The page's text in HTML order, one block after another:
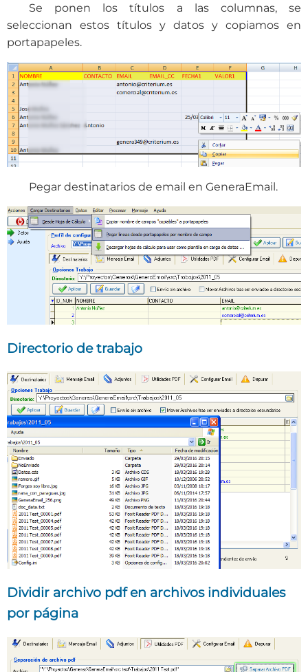
Se ponen los títulos a las columnas, se
seleccionan estos títulos y datos y copiamos en
portapapeles.
Pegar destinatarios de email en GeneraEmail.
Directorio de trabajo
Dividir archivo pdf en archivos individuales
por página